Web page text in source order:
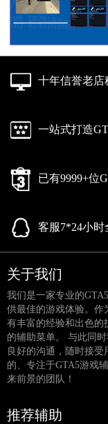
十年信誉老店
一站式打造
已有9999+位
客服7*24小
关于我们
我们是一家专业的
供最佳的游戏体验。作
有丰富的经验和出色的
的辅助菜单。 与此同
良好的沟通，随时接
的、专注于GTA5游戏
来前景的团队！
推荐辅助